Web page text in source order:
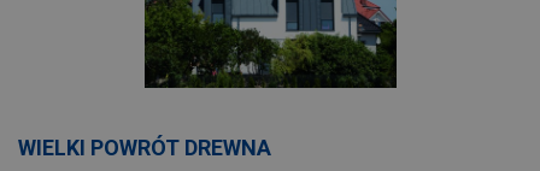
WIELKI POWRÓT DREWNA